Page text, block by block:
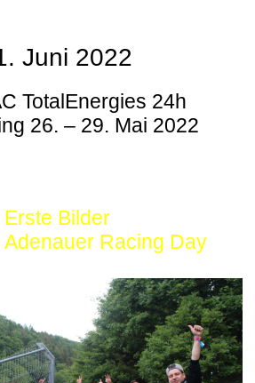
Juni 2022
TotalEnergies 24h
26. – 29. Mai 2022
Erste Bilder
Adenauer Racing Day